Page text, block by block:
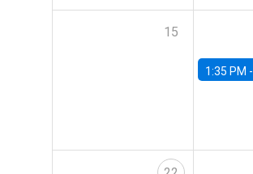
15
1:35 PM -